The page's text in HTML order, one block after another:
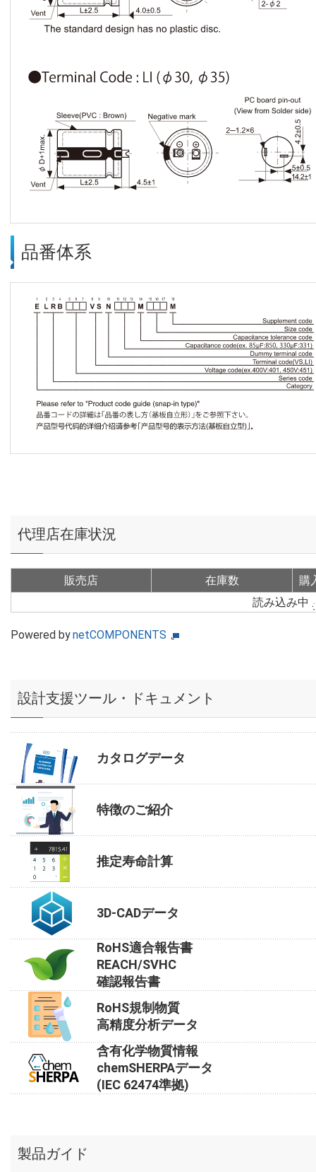
品番体系
代理店在庫状況
販売店 在庫数
購
読み込み中
Powered bynetCOMPONENTS
設計支援ツール・ドキュメント
カタログデータ
特徴のご紹介
推定寿命計算
3D-CADデータ
RoHS適合報告書
REACH/SVHC
確認報告書
RoHS規制物質
高精度分析データ
含有化学物質情報
chemSHERPAデータ
(IEC 62474準拠)
製品ガイド